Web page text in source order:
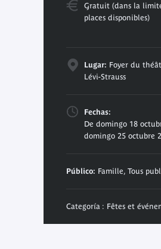
Gratuit (dans la
places disponibles)
Lugar: Foyer du
Lévi-Strauss
Fechas:
De domingo 18
domingo 25 octubre
Público: Famille, Tous
Categoría : Fêtes et